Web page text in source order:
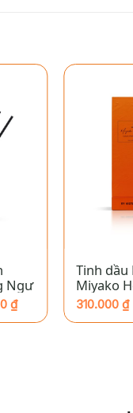
Ngư
₫
Tinh dầu
Miyako
Dương
310.000₫
giá: